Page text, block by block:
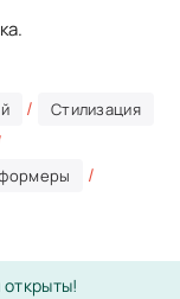
/ Стилизация
/